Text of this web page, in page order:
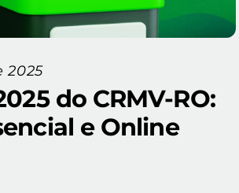
2025
do CRMV-RO:
e Online